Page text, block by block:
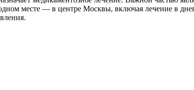
месте — в центре Москвы, включая лечение в